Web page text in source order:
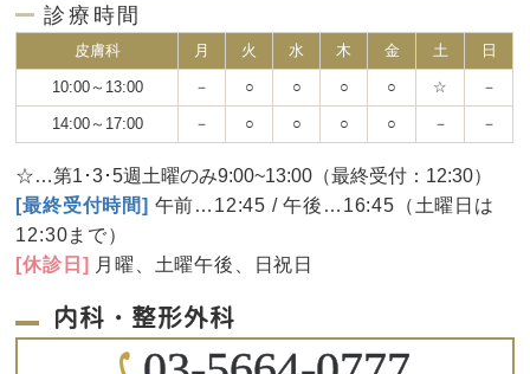
診療時間
皮膚科 月 火 水 木 金 土 日
10:00～13:00 － ○ ○ ○ ○ ☆ －
14:00～17:00 － ○ ○ ○ ○ － －
☆…第1･3･5週土曜のみ9:00~13:00（最終受付：12:30）
[最終受付時間] 午前…12:45 / 午後…16:45（土曜日は
12:30まで）
[休診日] 月曜、土曜午後、日祝日
内科・整形外科